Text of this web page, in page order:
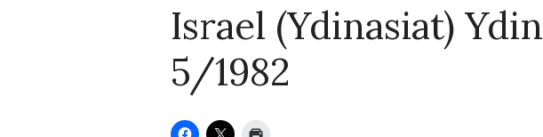
Israel (Ydinasiat) Ydin
5/1982